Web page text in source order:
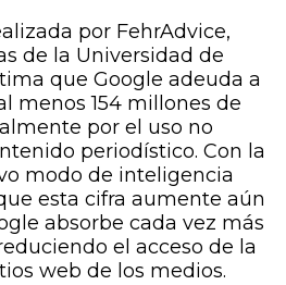
por FehrAdvice,
de la Universidad de
que Google adeuda a
menos 154 millones de
por el uso no
periodístico. Con la
modo de inteligencia
esta cifra aumente aún
absorbe cada vez más
el acceso de la
web de los medios.